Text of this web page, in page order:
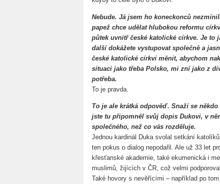
Nebude. Já jsem ho koneckonců
papež chce udělat hlubokou reformu
půtek uvnitř české katolické církve. Je to
další dokážete vystupovat společně a
české katolické církvi měnit, abychom
situaci jako třeba Polsko, mi zní jako z
potřeba.
To je pravda.
To je ale krátká odpověď. Snaží se
jste tu připomněl svůj dopis Dukovi, v
společného, než co vás rozděluje.
Jednou kardinál Duka svolal setkání
ten pokus o dialog nepodařil. Ale už 33 let
křesťanské akademie, také ekumenická i
muslimů, žijících v ČR, což velmi
Také hovory s nevěřícími – například po